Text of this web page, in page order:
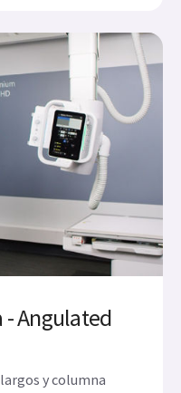
- Angulated
y columna